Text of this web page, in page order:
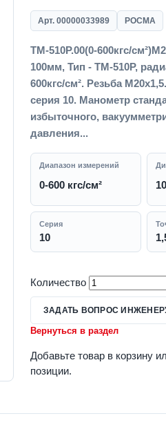
Арт. 00000033989 РОСМА
ТМ-510Р.00(0-600кгс/
100мм, Тип - ТМ-510Р,
600кгс/см². Резьба
серия 10. Манометр
избыточного,
давления...
Диапазон измерений
0-600 кгс/см²
Серия
10
Количество
ЗАДАТЬ ВОПРОС
Вернуться в раздел
Добавьте товар в корзину
позиции.